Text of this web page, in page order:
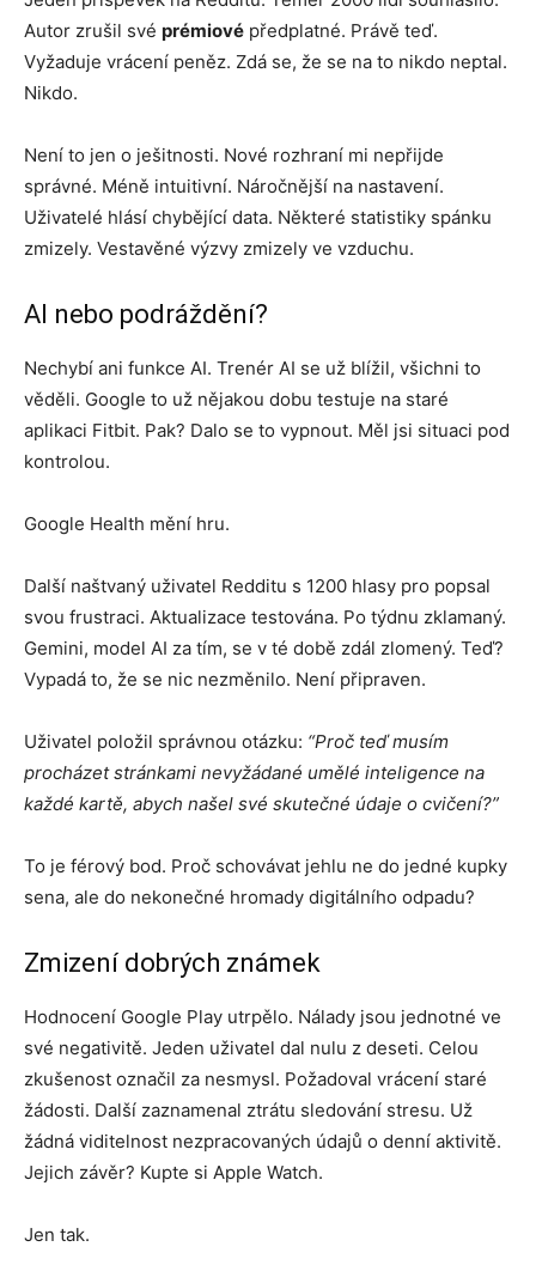
Autor zrušil své prémiové předplatné. Právě teď.
Vyžaduje vrácení peněz. Zdá se, že se na to nikdo neptal.
Nikdo.
Není to jen o ješitnosti. Nové rozhraní mi nepřijde
správné. Méně intuitivní. Náročnější na nastavení.
Uživatelé hlásí chybějící data. Některé statistiky spánku
zmizely. Vestavěné výzvy zmizely ve vzduchu.
AI nebo podráždění?
Nechybí ani funkce AI. Trenér AI se už blížil, všichni to
věděli. Google to už nějakou dobu testuje na staré
aplikaci Fitbit. Pak? Dalo se to vypnout. Měl jsi situaci pod
kontrolou.
Google Health mění hru.
Další naštvaný uživatel Redditu s 1200 hlasy pro popsal
svou frustraci. Aktualizace testována. Po týdnu zklamaný.
Gemini, model AI za tím, se v té době zdál zlomený. Teď?
Vypadá to, že se nic nezměnilo. Není připraven.
Uživatel položil správnou otázku: “Proč teď musím
procházet stránkami nevyžádané umělé inteligence na
každé kartě, abych našel své skutečné údaje o cvičení?”
To je férový bod. Proč schovávat jehlu ne do jedné kupky
sena, ale do nekonečné hromady digitálního odpadu?
Zmizení dobrých známek
Hodnocení Google Play utrpělo. Nálady jsou jednotné ve
své negativitě. Jeden uživatel dal nulu z deseti. Celou
zkušenost označil za nesmysl. Požadoval vrácení staré
žádosti. Další zaznamenal ztrátu sledování stresu. Už
žádná viditelnost nezpracovaných údajů o denní aktivitě.
Jejich závěr? Kupte si Apple Watch.
Jen tak.